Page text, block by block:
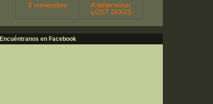
8 noviembre
A determinar
LOST DOGS
Encuéntranos en Facebook